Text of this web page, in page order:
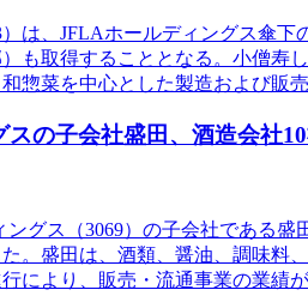
は、JFLAホールディングス傘
も取得することとなる。小僧寿
惣菜を中心とした製造および販
の子会社盛田、酒造会社
グス（3069）の子会社である
。盛田は、酒類、醤油、調味料
により、販売・流通事業の業績